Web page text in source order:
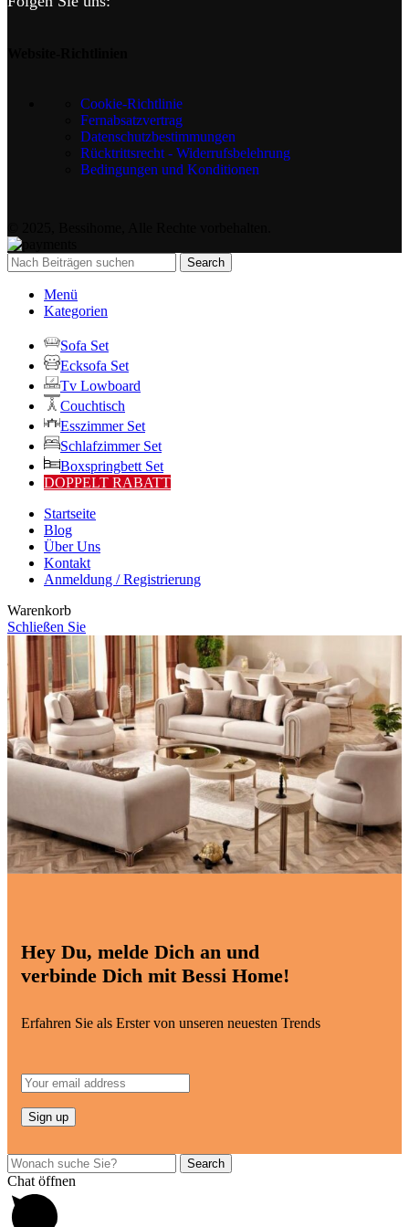
Cookie-Richtlinie
Fernabsatzvertrag
Datenschutzbestimmungen
Rücktrittsrecht - Widerrufsbelehrung
Bedingungen und Konditionen
Search
Menü
Kategorien
Sofa Set
Ecksofa Set
Tv Lowboard
Couchtisch
Esszimmer Set
Schlafzimmer Set
Boxspringbett Set
DOPPELT RABATT
Startseite
Blog
Über Uns
Kontakt
Anmeldung / Registrierung
Warenkorb
Schließen Sie
Hey Du, melde Dich an und
verbinde Dich mit Bessi Home!
Erfahren Sie als Erster von unseren neuesten Trends
Search
Chat öffnen